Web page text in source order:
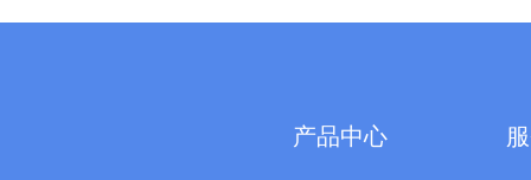
产品中心